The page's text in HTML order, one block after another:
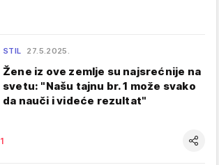
STIL 27.5.2025.
Žene iz ove zemlje su najsrećnije na
svetu: "Našu tajnu br. 1 može svako
da nauči i videće rezultat"
1